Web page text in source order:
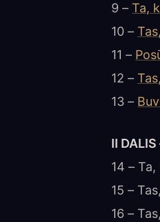
9 –Ta,
10 –
11 –
12 –
13 –
II
14 –
15 –
16 –